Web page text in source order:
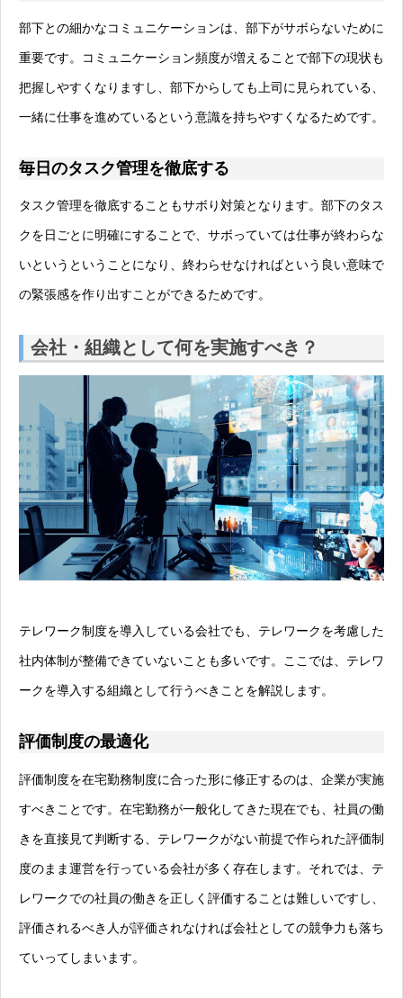
部下との細かなコミュニケーションは、部下がサボらないために
重要です。コミュニケーション頻度が増えることで部下の現状も
把握しやすくなりますし、部下からしても上司に見られている、
一緒に仕事を進めているという意識を持ちやすくなるためです。
毎日のタスク管理を徹底する
タスク管理を徹底することもサボり対策となります。部下のタス
クを日ごとに明確にすることで、サボっていては仕事が終わらな
いというということになり、終わらせなければという良い意味で
の緊張感を作り出すことができるためです。
会社・組織として何を実施すべき？
テレワーク制度を導入している会社でも、テレワークを考慮した
社内体制が整備できていないことも多いです。ここでは、テレワ
ークを導入する組織として行うべきことを解説します。
評価制度の最適化
評価制度を在宅勤務制度に合った形に修正するのは、企業が実施
すべきことです。在宅勤務が一般化してきた現在でも、社員の働
きを直接見て判断する、テレワークがない前提で作られた評価制
度のまま運営を行っている会社が多く存在します。それでは、テ
レワークでの社員の働きを正しく評価することは難しいですし、
評価されるべき人が評価されなければ会社としての競争力も落ち
ていってしまいます。